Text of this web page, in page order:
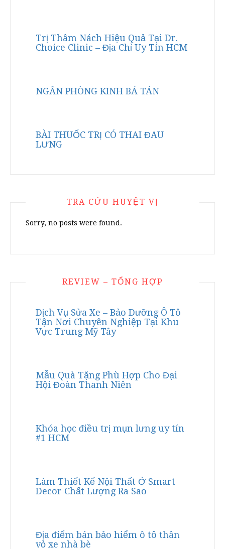
Trị Thâm Nách Hiệu Quả Tại Dr.
Choice Clinic – Địa Chỉ Uy Tín HCM
NGÂN PHÒNG KINH BÁ TÁN
BÀI THUỐC TRỊ CÓ THAI ĐAU
LƯNG
TRA CỨU HUYỆT VỊ
Sorry, no posts were found.
REVIEW – TỔNG HỢP
Dịch Vụ Sửa Xe – Bảo Dưỡng Ô Tô
Tận Nơi Chuyên Nghiệp Tại Khu
Vực Trung Mỹ Tây
Mẫu Quà Tặng Phù Hợp Cho Đại
Hội Đoàn Thanh Niên
Khóa học điều trị mụn lưng uy tín
#1 HCM
Làm Thiết Kế Nội Thất Ở Smart
Decor Chất Lượng Ra Sao
Địa điểm bán bảo hiểm ô tô thân
vỏ xe nhà bè